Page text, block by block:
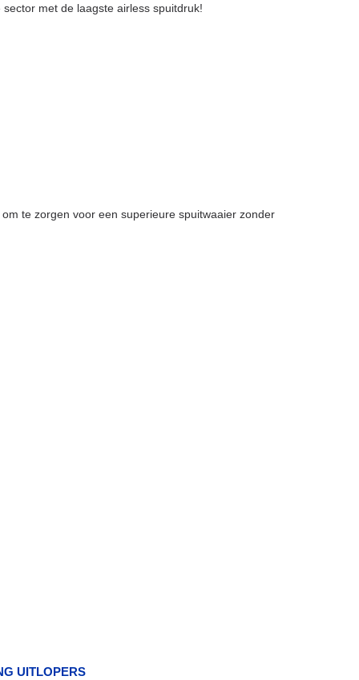
met de laagste airless spuitdruk!
te zorgen voor een superieure spuitwaaier zonder
UITLOPERS